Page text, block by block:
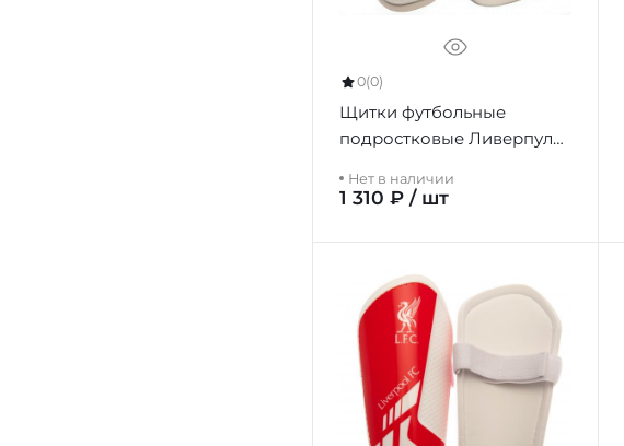
0(0)
Щитки футбольные
подростковые Ливерпуль
Нет в наличии
1 310 ₽ / шт